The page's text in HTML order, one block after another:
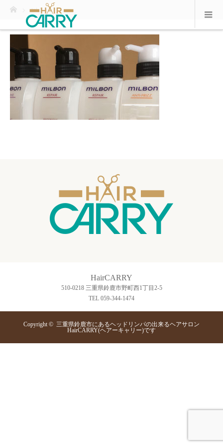
toi-1-1
HairCARRY
510-0218 三重県鈴鹿市野町西1丁目2-5
TEL 059-344-1474
Copyright © 三重県鈴鹿市にあるヘッドリンパの出来るヘアサロン
HairCARRY(ヘアーキャリー)です